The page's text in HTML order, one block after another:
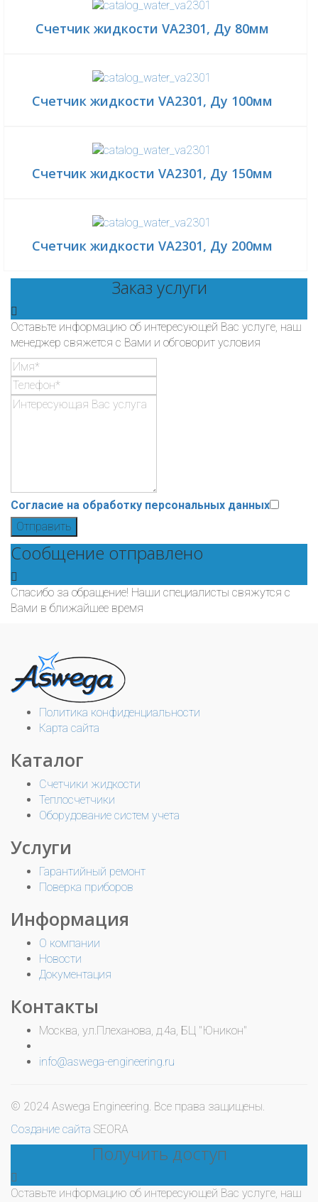
Счетчик жидкости VA2301, Ду 80мм
Счетчик жидкости VA2301, Ду 100мм
Счетчик жидкости VA2301, Ду 150мм
Счетчик жидкости VA2301, Ду 200мм
Заказ услуги
Оставьте информацию об интересующей Вас услуге, наш
менеджер свяжется с Вами и обговорит условия
Согласие на обработку персональных данных
Отправить
Сообщение отправлено
Спасибо за обращение! Наши специалисты свяжутся с
Вами в ближайшее время
Политика конфиденциальности
Карта сайта
Каталог
Счетчики жидкости
Теплосчетчики
Оборудование систем учета
Услуги
Гарантийный ремонт
Поверка приборов
Информация
О компании
Новости
Документация
Контакты
Москва, ул.Плеханова, д.4а, БЦ "Юникон"
info@aswega-engineering.ru
© 2024 Aswega Engineering. Все права защищены.
Создание сайта SEORA
Получить доступ
Оставьте информацию об интересующей Вас услуге, наш